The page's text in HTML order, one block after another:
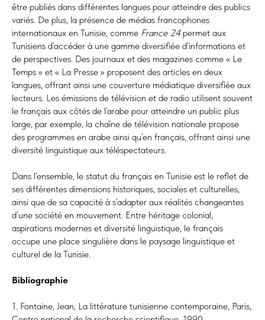
être publiés dans différentes langues pour atteindre des publics
variés. De plus, la présence de médias francophones
internationaux en Tunisie, comme France 24permet aux
Tunisiens d’accéder à une gamme diversifiée d’informations et
de perspectives. Des journaux et des magazines comme « Le
Temps » et « La Presse » proposent des articles en deux
langues, offrant ainsi une couverture médiatique diversifiée aux
lecteurs. Les émissions de télévision et de radio utilisent souvent
le français aux côtés de l’arabe pour atteindre un public plus
large, par exemple, la chaîne de télévision nationale propose
des programmes en arabe ainsi qu’en français, offrant ainsi une
diversité linguistique aux téléspectateurs.
Dans l’ensemble, le statut du français en Tunisie est le reflet de
ses différentes dimensions historiques, sociales et culturelles,
ainsi que de sa capacité à s’adapter aux réalités changeantes
d’une société en mouvement. Entre héritage colonial,
aspirations modernes et diversité linguistique, le français
occupe une place singulière dans le paysage linguistique et
culturel de la Tunisie.
Bibliographie
1. Fontaine, Jean, La littérature tunisienne contemporaine, Paris,